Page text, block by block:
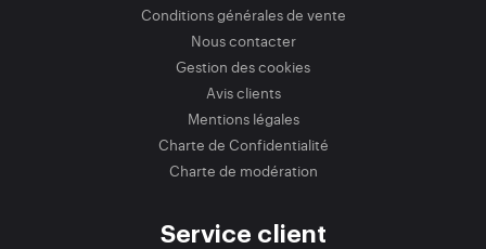
Conditions générales de vente
Nous contacter
Gestion des cookies
Avis clients
Mentions légales
Charte de Confidentialité
Charte de modération
Service client